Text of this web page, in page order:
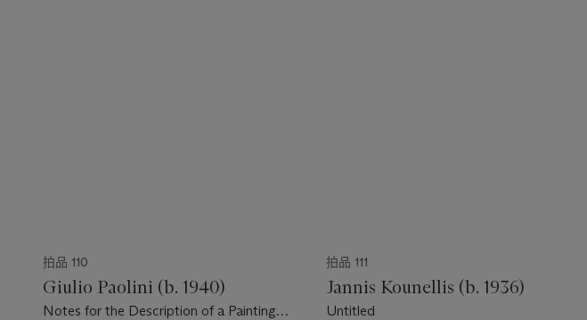
拍品 110
Giulio Paolini (b. 1940)
Notes for the Description of a Painting
拍品 111
Jannis Kounellis (b. 1936)
Untitled